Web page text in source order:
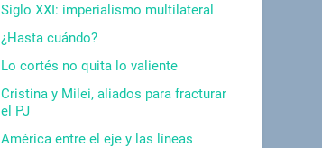
Siglo XXI: imperialismo multilateral
¿Hasta cuándo?
Lo cortés no quita lo valiente
Cristina y Milei, aliados para fracturar
el PJ
América entre el eje y las líneas